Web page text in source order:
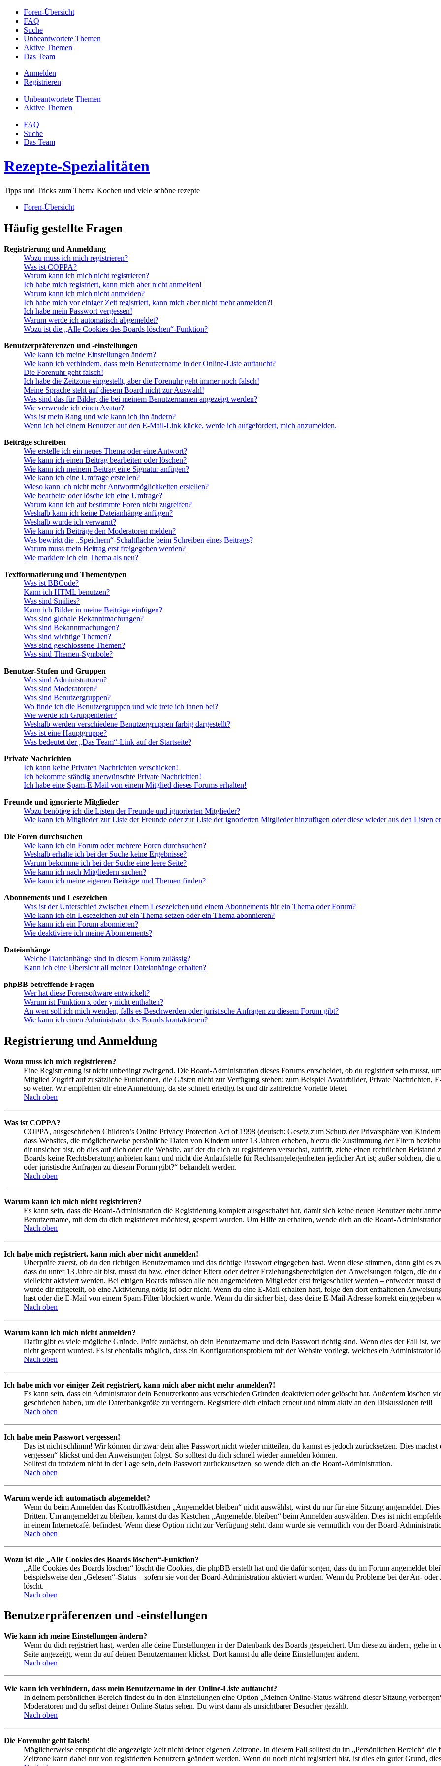
Foren-Übersicht
FAQ
Suche
Unbeantwortete Themen
Aktive Themen
Das Team
Anmelden
Registrieren
Unbeantwortete Themen
Aktive Themen
FAQ
Suche
Das Team
Rezepte-Spezialitäten
Tipps und Tricks zum Thema Kochen und viele schöne rezepte
Foren-Übersicht
Häufig gestellte Fragen
Registrierung und Anmeldung
Wozu muss ich mich registrieren?
Was ist COPPA?
Warum kann ich mich nicht registrieren?
Ich habe mich registriert, kann mich aber nicht anmelden!
Warum kann ich mich nicht anmelden?
Ich habe mich vor einiger Zeit registriert, kann mich aber nicht mehr anmelden?!
Ich habe mein Passwort vergessen!
Warum werde ich automatisch abgemeldet?
Wozu ist die „Alle Cookies des Boards löschen“-Funktion?
Benutzerpräferenzen und -einstellungen
Wie kann ich meine Einstellungen ändern?
Wie kann ich verhindern, dass mein Benutzername in der Online-Liste auftaucht?
Die Forenuhr geht falsch!
Ich habe die Zeitzone eingestellt, aber die Forenuhr geht immer noch falsch!
Meine Sprache steht auf diesem Board nicht zur Auswahl!
Was sind das für Bilder, die bei meinem Benutzernamen angezeigt werden?
Wie verwende ich einen Avatar?
Was ist mein Rang und wie kann ich ihn ändern?
Wenn ich bei einem Benutzer auf den E-Mail-Link klicke, werde ich aufgefordert, mich anzumelden.
Beiträge schreiben
Wie erstelle ich ein neues Thema oder eine Antwort?
Wie kann ich einen Beitrag bearbeiten oder löschen?
Wie kann ich meinem Beitrag eine Signatur anfügen?
Wie kann ich eine Umfrage erstellen?
Wieso kann ich nicht mehr Antwortmöglichkeiten erstellen?
Wie bearbeite oder lösche ich eine Umfrage?
Warum kann ich auf bestimmte Foren nicht zugreifen?
Weshalb kann ich keine Dateianhänge anfügen?
Weshalb wurde ich verwarnt?
Wie kann ich Beiträge den Moderatoren melden?
Was bewirkt die „Speichern“-Schaltfläche beim Schreiben eines Beitrags?
Warum muss mein Beitrag erst freigegeben werden?
Wie markiere ich ein Thema als neu?
Textformatierung und Thementypen
Was ist BBCode?
Kann ich HTML benutzen?
Was sind Smilies?
Kann ich Bilder in meine Beiträge einfügen?
Was sind globale Bekanntmachungen?
Was sind Bekanntmachungen?
Was sind wichtige Themen?
Was sind geschlossene Themen?
Was sind Themen-Symbole?
Benutzer-Stufen und Gruppen
Was sind Administratoren?
Was sind Moderatoren?
Was sind Benutzergruppen?
Wo finde ich die Benutzergruppen und wie trete ich ihnen bei?
Wie werde ich Gruppenleiter?
Weshalb werden verschiedene Benutzergruppen farbig dargestellt?
Was ist eine Hauptgruppe?
Was bedeutet der „Das Team“-Link auf der Startseite?
Private Nachrichten
Ich kann keine Privaten Nachrichten verschicken!
Ich bekomme ständig unerwünschte Private Nachrichten!
Ich habe eine Spam-E-Mail von einem Mitglied dieses Forums erhalten!
Freunde und ignorierte Mitglieder
Wozu benötige ich die Listen der Freunde und ignorierten Mitglieder?
Wie kann ich Mitglieder zur Liste der Freunde oder zur Liste der ignorierten Mitglieder hinzufügen oder diese wieder aus den Listen
Die Foren durchsuchen
Wie kann ich ein Forum oder mehrere Foren durchsuchen?
Weshalb erhalte ich bei der Suche keine Ergebnisse?
Warum bekomme ich bei der Suche eine leere Seite?
Wie kann ich nach Mitgliedern suchen?
Wie kann ich meine eigenen Beiträge und Themen finden?
Abonnements und Lesezeichen
Was ist der Unterschied zwischen einem Lesezeichen und einem Abonnements für ein Thema oder Forum?
Wie kann ich ein Lesezeichen auf ein Thema setzen oder ein Thema abonnieren?
Wie kann ich ein Forum abonnieren?
Wie deaktiviere ich meine Abonnements?
Dateianhänge
Welche Dateianhänge sind in diesem Forum zulässig?
Kann ich eine Übersicht all meiner Dateianhänge erhalten?
phpBB betreffende Fragen
Wer hat diese Forensoftware entwickelt?
Warum ist Funktion x oder y nicht enthalten?
An wen soll ich mich wenden, falls es Beschwerden oder juristische Anfragen zu diesem Forum gibt?
Wie kann ich einen Administrator des Boards kontaktieren?
Registrierung und Anmeldung
Wozu muss ich mich registrieren?
Eine Registrierung ist nicht unbedingt zwingend. Die Board-Administration dieses Forums entscheidet, ob du registriert sein musst,
Mitglied Zugriff auf zusätzliche Funktionen, die Gästen nicht zur Verfügung stehen: zum Beispiel Avatarbilder, Private Nachrichten,
so weiter. Wir empfehlen dir eine Anmeldung, da sie schnell erledigt ist und dir zahlreiche Vorteile bietet.
Nach oben
Was ist COPPA?
COPPA, ausgeschrieben Children’s Online Privacy Protection Act of 1998 (deutsch: Gesetz zum Schutz der Privatsphäre von
dass Websites, die möglicherweise persönliche Daten von Kindern unter 13 Jahren erheben, hierzu die Zustimmung der Eltern
dir unsicher bist, ob dies auf dich oder die Website, auf der du dich zu registrieren versuchst, zutrifft, ziehe einen rechtlichen
Boards keine Rechtsberatung anbieten kann und nicht die Anlaufstelle für Rechtsangelegenheiten jeglicher Art ist; außer solchen,
oder juristische Anfragen zu diesem Forum gibt?“ behandelt werden.
Nach oben
Warum kann ich mich nicht registrieren?
Es kann sein, dass die Board-Administration die Registrierung komplett ausgeschaltet hat, damit sich keine neuen Benutzer mehr
Benutzername, mit dem du dich registrieren möchtest, gesperrt wurden. Um Hilfe zu erhalten, wende dich an die Board-
Nach oben
Ich habe mich registriert, kann mich aber nicht anmelden!
Überprüfe zuerst, ob du den richtigen Benutzernamen und das richtige Passwort eingegeben hast. Wenn diese stimmen, dann gibt es
dass du unter 13 Jahre alt bist, musst du bzw. einer deiner Eltern oder deiner Erziehungsberechtigten den Anweisungen folgen, die
vielleicht aktiviert werden. Bei einigen Boards müssen alle neu angemeldeten Mitglieder erst freigeschaltet werden – entweder musst
wurde dir mitgeteilt, ob eine Aktivierung nötig ist oder nicht. Wenn du eine E-Mail erhalten hast, folge den dort enthaltenen
hast oder die E-Mail von einem Spam-Filter blockiert wurde. Wenn du dir sicher bist, dass deine E-Mail-Adresse korrekt eingegeben
Nach oben
Warum kann ich mich nicht anmelden?
Dafür gibt es viele mögliche Gründe. Prüfe zunächst, ob dein Benutzername und dein Passwort richtig sind. Wenn dies der Fall ist,
nicht gesperrt wurdest. Es ist ebenfalls möglich, dass ein Konfigurationsproblem mit der Website vorliegt, welches ein Administrator
Nach oben
Ich habe mich vor einiger Zeit registriert, kann mich aber nicht mehr anmelden?!
Es kann sein, dass ein Administrator dein Benutzerkonto aus verschieden Gründen deaktiviert oder gelöscht hat. Außerdem löschen
geschrieben haben, um die Datenbankgröße zu verringern. Registriere dich einfach erneut und nimm aktiv an den Diskussionen teil!
Nach oben
Ich habe mein Passwort vergessen!
Das ist nicht schlimm! Wir können dir zwar dein altes Passwort nicht wieder mitteilen, du kannst es jedoch zurücksetzen. Dies
vergessen“ klickst und den Anweisungen folgst. So solltest du dich schnell wieder anmelden können.
Solltest du trotzdem nicht in der Lage sein, dein Passwort zurückzusetzen, so wende dich an die Board-Administration.
Nach oben
Warum werde ich automatisch abgemeldet?
Wenn du beim Anmelden das Kontrollkästchen „Angemeldet bleiben“ nicht auswählst, wirst du nur für eine Sitzung angemeldet.
Dritten. Um angemeldet zu bleiben, kannst du das Kästchen „Angemeldet bleiben“ beim Anmelden auswählen. Dies ist nicht
in einem Internetcafé, befindest. Wenn diese Option nicht zur Verfügung steht, dann wurde sie vermutlich von der Board-
Nach oben
Wozu ist die „Alle Cookies des Boards löschen“-Funktion?
„Alle Cookies des Boards löschen“ löscht die Cookies, die phpBB erstellt hat und die dafür sorgen, dass du im Forum angemeldet
beispielsweise den „Gelesen“-Status – sofern sie von der Board-Administration aktiviert wurden. Wenn du Probleme bei der An-
löscht.
Nach oben
Benutzerpräferenzen und -einstellungen
Wie kann ich meine Einstellungen ändern?
Wenn du dich registriert hast, werden alle deine Einstellungen in der Datenbank des Boards gespeichert. Um diese zu ändern, gehe
Seite angezeigt, wenn du auf deinen Benutzernamen klickst. Dort kannst du alle deine Einstellungen ändern.
Nach oben
Wie kann ich verhindern, dass mein Benutzername in der Online-Liste auftaucht?
In deinem persönlichen Bereich findest du in den Einstellungen eine Option „Meinen Online-Status während dieser Sitzung
Moderatoren und du selbst deinen Online-Status sehen. Du wirst dann als unsichtbarer Besucher gezählt.
Nach oben
Die Forenuhr geht falsch!
Möglicherweise entspricht die angezeigte Zeit nicht deiner eigenen Zeitzone. In diesem Fall solltest du im „Persönlichen Bereich“
Zeitzone kann dabei nur von registrierten Benutzern geändert werden. Wenn du noch nicht registriert bist, ist dies ein guter Grund,